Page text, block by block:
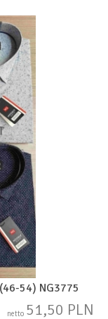
(46-54) NG3775
netto 51,50 PLN